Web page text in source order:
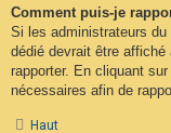
Comment puis-je
Si les administrateurs
dédié devrait être
rapporter. En cliquant
nécessaires afin de
Haut